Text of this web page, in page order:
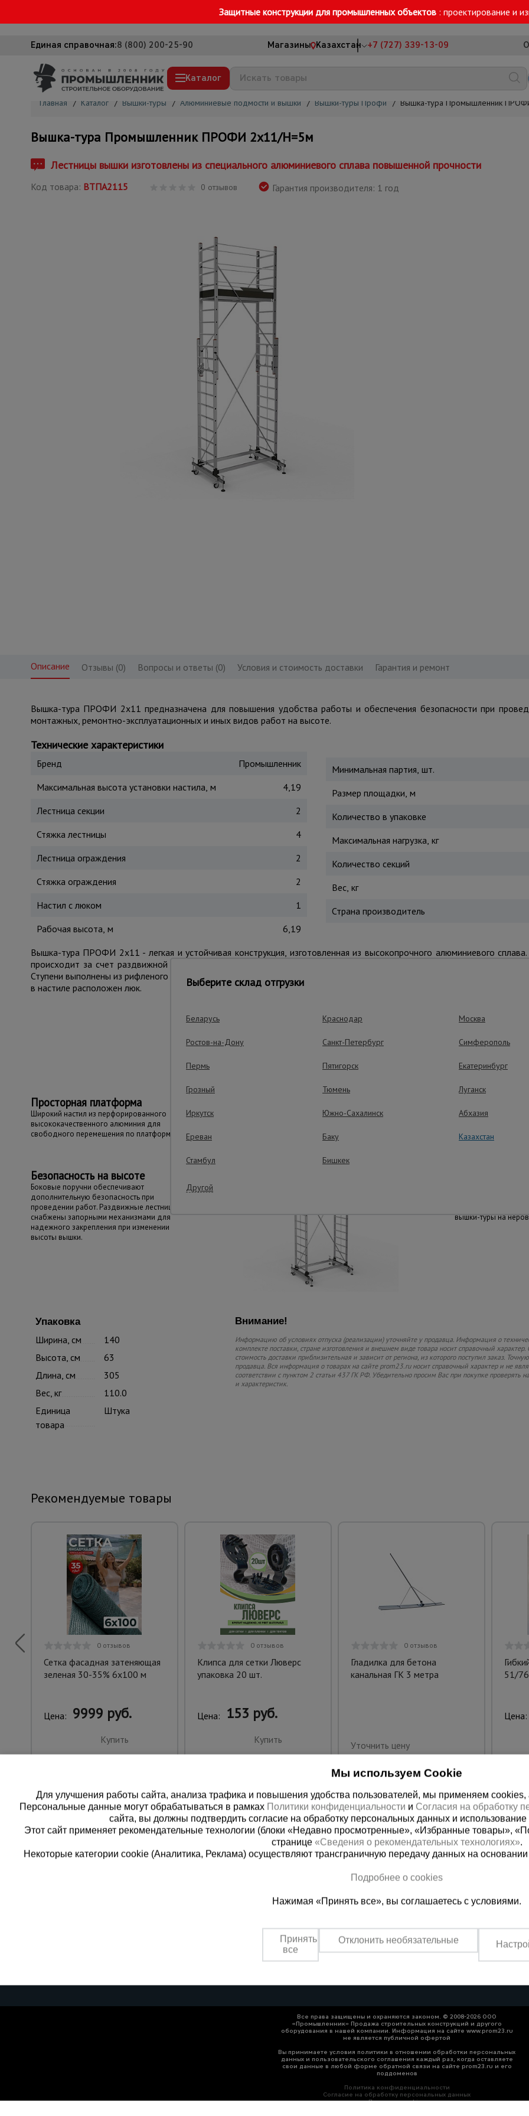
Защитные конструкции для промышленных объектов : проектирование и
Единая справочная:8 (800) 200-25-90 Магазины Казахстан +7 (727) 339-13-09
Каталог
Вышки-туры
Сетка, тенты, брезенты
Мусоропровод строительный
Фанера ламинированная
Вибротехника для строительства
Оборудование для работы с арматурой
Оборудование для бетонных работ
Техника для склада
Тачки строительные и садовые
Лестницы и стремянки
Штукатурные комплекты
Сварочные аппараты
Металл и металлообработка
Главная / Каталог / Вышки-туры / Алюминиевые подмости и вышки / Вышки-туры Профи / Вышка-тура Промышленник
Вышка-тура Промышленник ПРОФИ 2х11/H=5м
Лестницы вышки изготовлены из специального алюминиевого сплава повышенной прочности
Код товара: ВТПА2115 0 отзывов Гарантия производителя: 1 год
Описание Отзывы (0) Вопросы и ответы (0) Условия и стоимость доставки Гарантия и ремонт
Вышка-тура ПРОФИ 2x11 предназначена для повышения удобства работы и обеспечения безопасности при
монтажных, ремонтно-эксплуатационных и иных видов работ на высоте.
Технические характеристики
Бренд
Промышленник
Максимальная высота установки настила, м
4,19
Лестница секции
2
Стяжка лестницы
4
Лестница ограждения
2
Стяжка ограждения
2
Настил с люком
1
Рабочая высота, м
6,19
Минимальная партия, шт.
Размер площадки, м
Количество в упаковке
Максимальная нагрузка, кг
Количество секций
Вес, кг
Страна производитель
Вышка-тура ПРОФИ 2x11 - легкая и устойчивая конструкция, изготовленная из высокопрочного алюминиевого
происходит за счет раздвижной базы: лестничные марши выдвигаются вверх и надежно крепятся фиксаторами в
Ступени выполнены из рифленого профиля и препятствуют соскальзыванию во время эксплуатации. Для легкого доступа
в настиле расположен люк.
Важные преимущества – эффективная работа
Просторная платформа
Широкий настил из перфорированного
высококачественного алюминия для
свободного перемещения по платформе.
Безопасность на высоте
Боковые поручни обеспечивают
дополнительную безопасность при
проведении работ. Раздвижные лестницы
снабжены запорными механизмами для
надежного закрепления при изменении
высоты вышки.
Легко собирается и
одним человеком.
вышки-туры на
Упаковка
Ширина, см
140
Высота, см
63
Длина, см
305
Вес, кг
110.0
Единица
товара
Штука
Внимание!
Информацию об условиях отпуска (реализации) уточняйте у продавца. Информация о
комплекте поставки, стране изготовления и внешнем виде товара носит справочный характер.
стоимость доставки приблизительная и зависит от региона, из которого поступил заказ.
продавца. Вся информация о товарах на сайте prom23.ru носит справочный характер и не
соответствии с пунктом 2 статьи 437 ГК РФ. Убедительно просим Вас при покупке
и характеристик.
Рекомендуемые товары
0 отзывов
Сетка фасадная затеняющая
зеленая 30-35% 6х100 м
Цена: 9999 руб.
Купить
0 отзывов
Клипса для сетки Люверс
упаковка 20 шт.
Цена: 153 руб.
Купить
0 отзывов
Гладилка для бетона
канальная ГК 3 метра
Уточнить цену
51/
Цена:
8 (800) 200-25-90
бесплатно по России
+7 (727)
Пн-Вс: с 9:00 до 18:00
Все права защищены и охраняются законом. © 2008-2026 ООО
«Промышленник» Продажа строительных конструкций и другого
оборудования в нашей компании. Информация на сайте www.prom23.ru
не является публичной офертой
Вы принимаете условия политики в отношении обработки персональных
данных и пользовательского соглашения каждый раз, когда оставляете
свои данные в любой форме обратной связи на сайте prom23.ru и его
поддоменов
Политика конфиденциальности
Согласие на обработку персональных данных
Политика cookies
Выберите склад отгрузки
Беларусь Краснодар Москва
Ростов-на-Дону Санкт-Петербург Симферополь
Пермь Пятигорск Екатеринбург
Грозный Тюмень Луганск
Иркутск Южно-Сахалинск Абхазия
Ереван Баку Казахстан
Стамбул Бишкек
Другой
Мы используем Cookie
Для улучшения работы сайта, анализа трафика и повышения удобства пользователей, мы применяем cookies,
Персональные данные могут обрабатываться в рамках Политики конфиденциальности и Согласия на обработку
сайта, вы должны подтвердить согласие на обработку персональных данных и
Этот сайт применяет рекомендательные технологии (блоки «Недавно просмотренные», «Избранные товары»,
странице «Сведения о рекомендательных технологиях».
Некоторые категории cookie (Аналитика, Реклама) осуществляют трансграничную передачу данных на
Подробнее о cookies
Нажимая «Принять все», вы соглашаетесь с условиями.
Принять
все
Отклонить необязательные